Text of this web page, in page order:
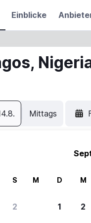
Einblicke
Mittags
S
2
M D M
1 2